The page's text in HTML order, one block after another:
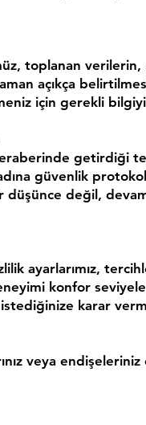
toplanan verilerin,
açıkça
için gerekli bilgiyi
getirdiği
güvenlik
düşünce değil,
ayarlarımız,
konfor
karar
veya endişeleriniz